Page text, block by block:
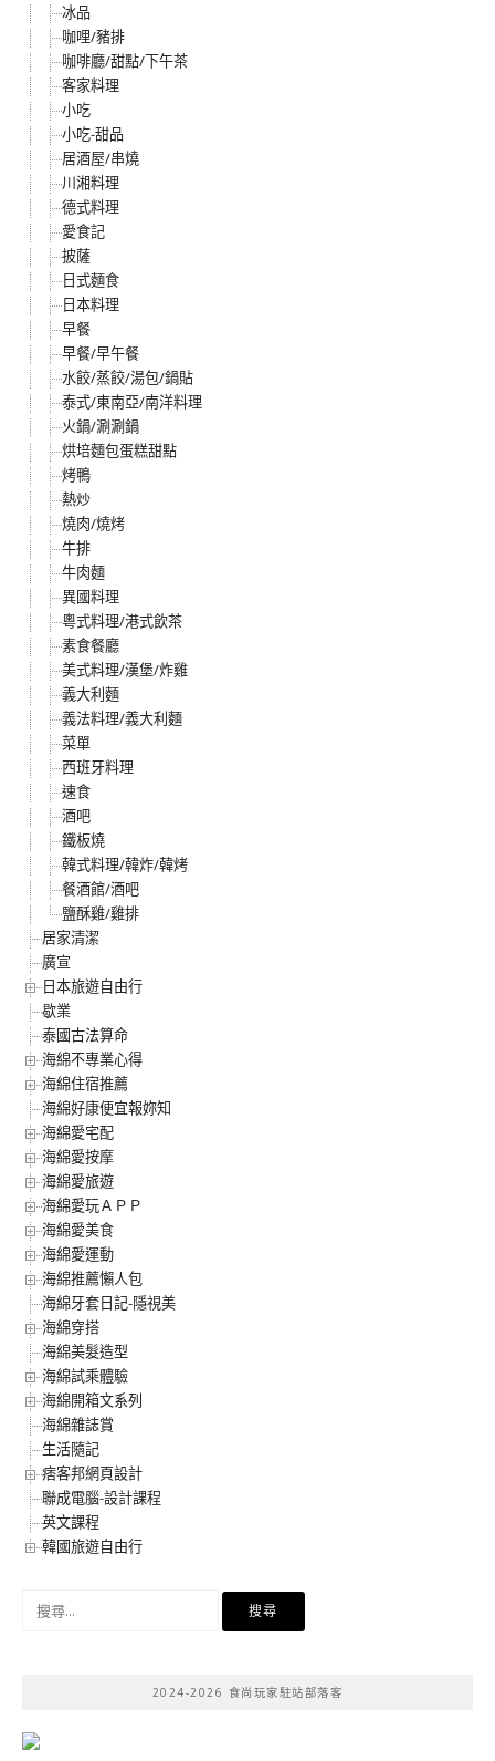
冰品
咖哩/豬排
咖啡廳/甜點/下午茶
客家料理
小吃
小吃-甜品
居酒屋/串燒
川湘料理
德式料理
愛食記
披薩
日式麵食
日本料理
早餐
早餐/早午餐
水餃/蒸餃/湯包/鍋貼
泰式/東南亞/南洋料理
火鍋/涮涮鍋
烘培麵包蛋糕甜點
烤鴨
熱炒
燒肉/燒烤
牛排
牛肉麵
異國料理
粵式料理/港式飲茶
素食餐廳
美式料理/漢堡/炸雞
義大利麵
義法料理/義大利麵
菜單
西班牙料理
速食
酒吧
鐵板燒
韓式料理/韓炸/韓烤
餐酒館/酒吧
鹽酥雞/雞排
居家清潔
廣宣
日本旅遊自由行
歇業
泰國古法算命
海綿不專業心得
海綿住宿推薦
海綿好康便宜報妳知
海綿愛宅配
海綿愛按摩
海綿愛旅遊
海綿愛玩ＡＰＰ
海綿愛美食
海綿愛運動
海綿推薦懶人包
海綿牙套日記-隱視美
海綿穿搭
海綿美髮造型
海綿試乘體驗
海綿開箱文系列
海綿雜誌賞
生活隨記
痞客邦網頁設計
聯成電腦-設計課程
英文課程
韓國旅遊自由行
2024-2026 食尚玩家駐站部落客